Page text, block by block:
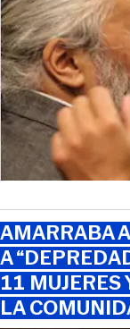
AMARRABA
A
11 MUJERES
LA